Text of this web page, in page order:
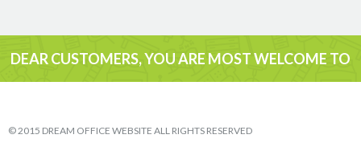
DEAR CUSTOMERS, YOU ARE MOST WELCOME TO
© 2015 DREAM OFFICE WEBSITE ALL RIGHTS RESERVED